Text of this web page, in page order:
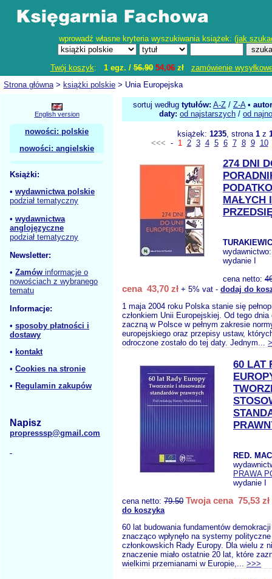
wprowadź własne kryteria wyszukiwania książek: (jak
Twój koszyk: 1 egz. /56.90 54,06zł
zamówienie
Strona główna> książki polskie > Unia Europejska
English version
nowości: polskie
nowości: angielskie
Książki:
• wydawnictwa polskie
podział tematyczny
• wydawnictwa
anglojęzyczne
podział tematyczny
Newsletter:
• Zamów informacje o
nowościach z wybranego
tematu
Informacje:
• sposoby płatności i
dostawy
• kontakt
• Cookies na stronie
• Regulamin zakupów
Napisz
propresssp@gmail.com
sortuj według tytułów: A-Z / Z-A•
daty: od najstarszych / od
książek: 1235, strona 1z
<<< - 1 2 3 4 5 6 7 8 9 10
274 DNI
MAŁYCH
wydanie I
cena netto:
cena 43,70 zł + 5% vat - dodaj do
1 maja 2004 roku Polska stanie się
członkiem Unii Europejskiej. Od tego dnia
zaczną w Polsce w pełnym zakresie
europejskiego oraz przepisy ustaw,
odroczone zostało do tej daty. Jednym...
60 LAT
RED.
PRAWA
wydanie I
cena netto: 79.50 Twoja cena 75,53 zł
do koszyka
60 lat budowania fundamentów
znacząco wpłynęło na systemy
członkowskich Rady Europy. Dla wielu z
znaczenie miało ostatnie 20 lat, które
wielkimi przemianami w Europie,... >>>